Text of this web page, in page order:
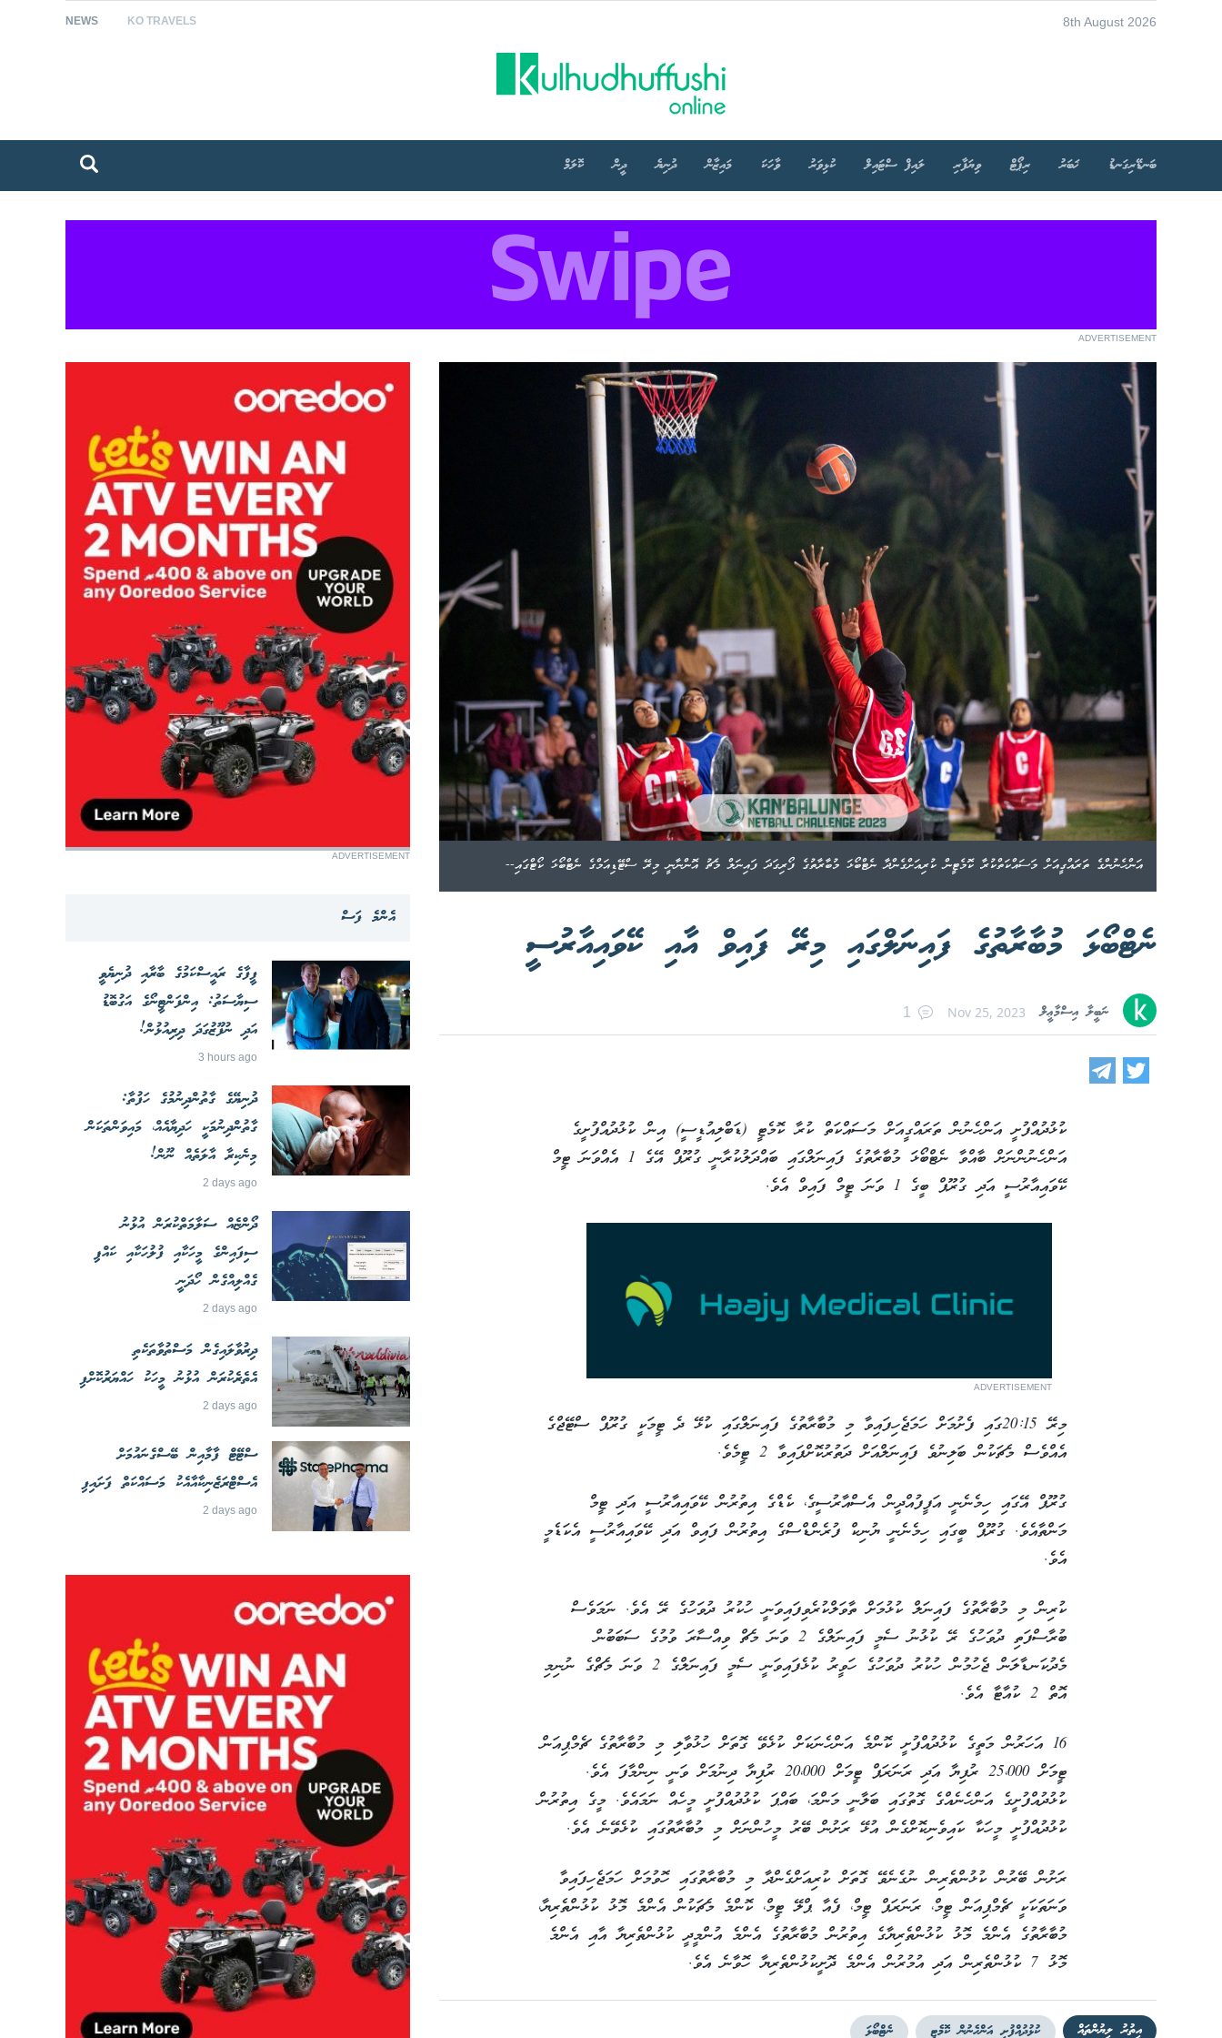
NEWS KO TRAVELS 8th August 2026
ބަނޑޭރިގަނޑު ޚަބަރު ރިޕޯޓް ވިޔަފާރި ލައިފް ސްޓައިލް ކުޅިވަރު ވާހަކަ މައިޒާން ދުނިޔެ ދީން ކޮލަމް
ADVERTISEMENT
އަންހެނުންގެ ތަރައްގީއަށް މަސައްކަތްކުރާ ކޮމެޓީން ކުރިއަށްގެންދާ ނެޓްބޯޅަ މުބާރާތުގެ ފޯރިގަދަ ފައިނަލް މެޗު އޮންނާނީ މިރޭ ސްޓޭޑިއަމްގެ ނެޓްބޯޅަ ކޯޓްގައި--
ނެޓްބޯޅަ މުބާރާތުގެ ފައިނަލްގައި މިރޭ ފައިވް އާއި ކޭވައިއާރުސީ
ނަބީލާ އިސްމާޢީލް Nov 25, 2023
1
ކުޅުދުއްފުށީ އަންހެނުން ތަރައްގީއަށް މަސައްކަތް ކުރާ ކޮމެޓީ (ޑަބްލިއުޑީސީ) އިން ކުޅުދުއްފުށީގެ
އަންހެނުންނަށް ބާއްވާ ނެޓްބޯޅަ މުބާރާތުގެ ފައިނަލްގައި ބައްދަލުކުރާނީ ގުރޫޕް އޭގެ 1 އެއްވަނަ ޓީމް
ކޭވައިއާރުސީ އަދި ގުރޫޕް ބީގެ 1 ވަނަ ޓީމް ފައިވް އެވެ.
ADVERTISEMENT
މިރޭ 20:15ގައި ފެށުމަށް ހަމަޖެހިފައިވާ މި މުބާރާތުގެ ފައިނަލްގައި ކުޅޭ ދެ ޓީމަކީ ގުރޫޕް ސްޓޭޖްގެ
އެއްވެސް މެޗަކުން ބަލިނުވެ ފައިނަލްއަށް ދަތުރުކޮށްފައިވާ 2 ޓީމެވެ.
ގުރޫޕް އޭގައި ހިމެނެނީ އަފީފުއްދީން އެސްއާރުސީގެ، ކެޑްގެ އިތުރުން ކޭވައިއާރުސީ އަދި ޓީމް
މަންތާއެވެ. ގުރޫޕް ބީގައި ހިމެނެނީ ޔުނިކް ފުރެންޑްސްގެ އިތުރުން ފައިވް އަދި ކޭވައިއާރުސީ އެކަޑެމީ
އެވެ.
ކުރިން މި މުބާރާތުގެ ފައިނަލް ކުޅުމަށް ތާވަލްކުރެވިފައިވަނީ ހުކުރު ދުވަހުގެ ރޭ އެވެ. ނަމަވެސް
ބުރާސްފަތި ދުވަހުގެ ރޭ ކުޅުނު ސެމީ ފައިނަލްގެ 2 ވަނަ މެޗް ވިއްސާރަ ވުމުގެ ސަބަބުން
މެދުކަނޑާލަން ޖެހުމުން ހުކުރު ދުވަހުގެ ހަވީރު ކުޅެފައިވަނީ ސެމީ ފައިނަލްގެ 2 ވަނަ މެޗްގެ ނުނިމި
އޮތް 2 ކުއާޓާ އެވެ.
16 އަހަރުން މަތީގެ ކުޅުދުއްފުށީ ކޮންމެ އަންހެނަކަށް ކުޅެވޭ ގޮތަށް ހުޅުވާލި މި މުބާރާތުގެ ޗެމްޕިއަން
ޓީމަށް 25،000 ރުފިޔާ އަދި ރަނަރަޕް ޓީމަށް 20،000 ރުފިޔާ ދިނުމަށް ވަނީ ނިންމާފަ އެވެ.
ކުޅުދުއްފުށީގެ އަންހެނެއްގެ ގޮތުގައި ބަލާނީ މަންމަ، ބައްޕަ ކުޅުދުއްފުށީ މީހެއް ނަމައެވެ. މީގެ އިތުރުން
ކުޅުދުއްފުށީ މީހަކާ ކައިވެނިކޮށްގެން އުޅޭ ރަށުން ބޭރު މީހުންނަށް މި މުބާރާތުގައި ކުޅެވޭނެ އެވެ.
ރަށުން ބޭރުން ކުޅުންތެރިން ނުގެނެވޭ ގޮތަށް ކުރިއަށްގެންދާ މި މުބާރާތުގައި ހޮވުމަށް ހަމަޖެހިފައިވާ
ވަނަތަކަކީ ޗެމްޕިއަން ޓީމް، ރަނަރަޕް ޓީމް، ފެއާ ޕްލޭ ޓީމް، ކޮންމެ މެޗަކުން އެންމެ މޮޅު ކުޅުންތެރިޔާ،
މުބާރާތުގެ އެންމެ މޮޅު ކުޅުންތެރިޔާގެ އިތުރުން މުބާރާތުގެ އެންމެ އުންމީދީ ކުޅުންތެރިޔާ އާއި އެންމެ
މޮޅު 7 ކުޅުންތެރިން އަދި އުމުރުން އެންމެ ދޮށީކުޅުންތެރިޔާ ހޮވާނެ އެވެ.
އިތުރު ލިޔުންތައް ކުޅުދުއްފުށި އަންހެނުން ކޮމެޓީ ނެޓްބޯޅަ
ADVERTISEMENT
އެންމެ ފަސް
ފީފާގެ ރައީސްކަމުގެ ބާރާއި ދުނިޔެވީ
ސިޔާސަތު: އިންފަންޓީނޯގެ އަގުބޮޑު
އަދި ނުފޫޒުގަދަ ދިރިއުޅުން!
3 hours ago
ދުނިޔޭގެ ގާތުންދިނުމުގެ ހަފުތާ:
ގާތުންދިނުމަކީ ހަދިޔާއެއް، މައިވަންތަކަން
މިނެކިރާ އާލަތެއް ނޫން!
2 days ago
ދޯންޏެއް ސަލާމަތްކުރަން އުޅުނު
ސިފައިންގެ މީހަކާއި ފުލުހަކާއި ކައްޕި
ގެއްލިއްގެން ހޯދަނީ
2 days ago
ދިރުވާލައިގެން މަސްތުވާތަކެތި
އެތެރެކުރަން އުޅުނު މީހަކު ހައްޔަރުކޮށްފި
2 days ago
ސްޓޭޓް ފާމާއިން ބޭސްގެނައުމަށް
އެސްޓްރަޒެނިކާއާއެކު މަސައްކަތް ފަށައިފި
2 days ago